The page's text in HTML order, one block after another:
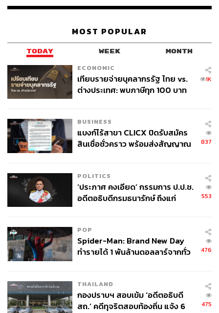
กองบรรณาธิการ THE STANDARD
ABOUT THE PHOTOGRAPHER
ฐานิส สุดโต
STANDARD
ABOUT THE PHOTOGRAPHER
STANDARD
MOST POPULAR
TODAY WEEK MONTH
ECONOMIC
เทียบรายจ่ายบุคลากรรัฐ ไทย vs.
ต่างประเทศ: พบภาษีทุก 100 บาท
1K
BUSINESS
แบงก์ไร้สาขา CLICX ปิดรับสมัคร
สินเชื่อชั่วคราว พร้อมส่งสัญญาณ
837
POLITICS
‘ประภาศ คงเอียด’ กรรมการ ป.ป.ช.
อดีตอธิบดีกรมธนารักษ์ ถึงแก่
553
POP
Spider-Man: Brand New Day
ทำรายได้ 1 พันล้านดอลลาร์จากทั่ว
476
THAILAND
กองปราบฯ สอบเข้ม ‘อดีตอธิบดี
สถ.’ คดีทุจริตสอบท้องถิ่น แจ้ง 6
475